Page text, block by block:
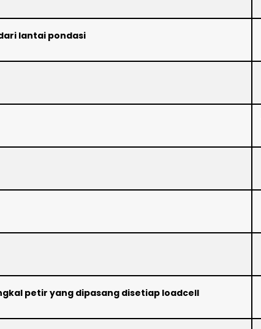
lantai pondasi
petir yang dipasang disetiap loadcell